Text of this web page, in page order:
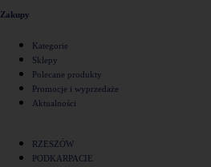
Zakupy
Kategorie
Sklepy
Polecane produkty
Promocje i wyprzedaże
Aktualności
RZESZÓW
PODKARPACIE